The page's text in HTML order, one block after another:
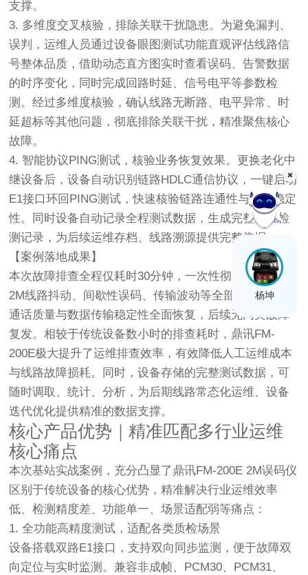
支撑。
3. 多维度交叉核验，排除关联干扰隐患。为避免漏判、
误判，运维人员通过设备眼图测试功能直观评估线路信
号整体品质，借助动态直方图实时查看误码、告警数据
的时序变化，同时完成回路时延、信号电平等参数检
测。经过多维度核验，确认线路无断路、电平异常、时
延超标等其他问题，彻底排除关联干扰，精准聚焦核心
故障。
4. 智能协议PING测试，核验业务恢复效果。更换老化中
继设备后，设备自动识别链路HDLC通信协议，一键启动
E1接口环回PING测试，快速核验链路连通性与传输稳定
性。同时设备自动记录全程测试数据，生成完整运维检
测记录，为后续运维存档、线路溯源提供完整依据。
【案例落地成果】
本次故障排查全程仅耗时30分钟，一次性彻底解决基站
2M线路抖动、间歇性误码、传输波动等全部问题，基站
通话质量与数据传输稳定性全面恢复，后续无同类故障
复发。相较于传统设备数小时的排查耗时， 鼎讯FM-
200E极大提升了运维排查效率，有效降低人工运维成本
与线路故障损耗。同时，设备存储的完整测试数据，可
随时调取、统计、分析，为后期线路常态化运维、设备
迭代优化提供精准的数据支撑。
核心产品优势｜精准匹配多行业运维
核心痛点
本次基站实战案例，充分凸显了鼎讯FM-200E 2M误码仪
区别于传统设备的核心优势，精准解决行业运维效率
低、检测精度差、功能单一、场景适配弱等痛点：
1. 全功能高精度测试，适配各类质检场景
设备搭载双路E1接口，支持双向同步监测，便于故障双
向定位与实时监测。兼容非成帧、PCM30、PCM31、
在线客服
杨坤